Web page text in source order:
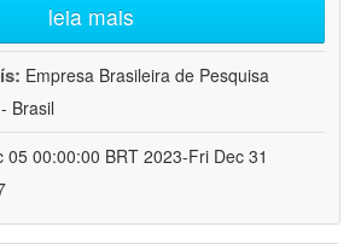
leia mais
Empresa Brasileira de Pesquisa
Brasil
05 00:00:00 BRT 2023-Fri Dec 31